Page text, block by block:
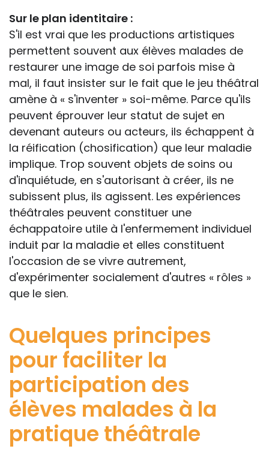
Sur le plan identitaire :
S'il est vrai que les productions artistiques
permettent souvent aux élèves malades de
restaurer une image de soi parfois mise à
mal, il faut insister sur le fait que le jeu théâtral
amène à « s'inventer » soi-même. Parce qu'ils
peuvent éprouver leur statut de sujet en
devenant auteurs ou acteurs, ils échappent à
la réification (chosification) que leur maladie
implique. Trop souvent objets de soins ou
d'inquiétude, en s'autorisant à créer, ils ne
subissent plus, ils agissent. Les expériences
théâtrales peuvent constituer une
échappatoire utile à l'enfermement individuel
induit par la maladie et elles constituent
l'occasion de se vivre autrement,
d'expérimenter socialement d'autres « rôles »
que le sien.
Quelques principes
pour faciliter la
participation des
élèves malades à la
pratique théâtrale